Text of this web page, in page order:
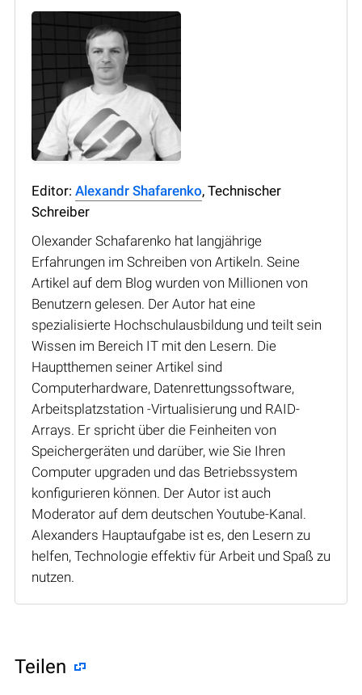
Editor: Alexandr Shafarenko, Technischer
Schreiber
Olexander Schafarenko hat langjährige
Erfahrungen im Schreiben von Artikeln. Seine
Artikel auf dem Blog wurden von Millionen von
Benutzern gelesen. Der Autor hat eine
spezialisierte Hochschulausbildung und teilt sein
Wissen im Bereich IT mit den Lesern. Die
Hauptthemen seiner Artikel sind
Computerhardware, Datenrettungssoftware,
Arbeitsplatzstation -Virtualisierung und RAID-
Arrays. Er spricht über die Feinheiten von
Speichergeräten und darüber, wie Sie Ihren
Computer upgraden und das Betriebssystem
konfigurieren können. Der Autor ist auch
Moderator auf dem deutschen Youtube-Kanal.
Alexanders Hauptaufgabe ist es, den Lesern zu
helfen, Technologie effektiv für Arbeit und Spaß zu
nutzen.
Teilen